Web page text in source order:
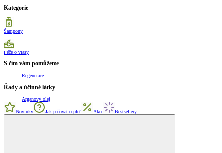
Kategorie
Šampony
Péče o vlasy
S čím vám pomůžeme
Regenerace
Řady a účinné látky
Arganový olej
Novinky Jak pečovat o pleť Akce Bestsellery